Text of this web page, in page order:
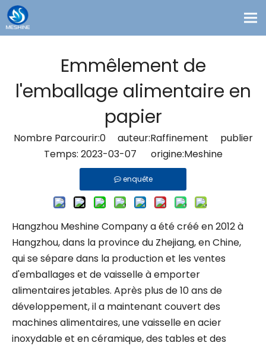
Coutume
Solutions
Contact
Blogs
À propos de nous
Emmêlement de
l'emballage alimentaire en
papier
Nombre Parcourir:0auteur:Raffinement publier
Temps: 2023-03-07 origine:Meshine
enquête
Hangzhou Meshine Company a été créé en 2012 à
Hangzhou, dans la province du Zhejiang, en Chine,
qui se sépare dans la production et les ventes
d'emballages et de vaisselle à emporter
alimentaires jetables. Après plus de 10 ans de
développement, il a maintenant couvert des
machines alimentaires, une vaisselle en acier
inoxydable et en céramique, des tables et des